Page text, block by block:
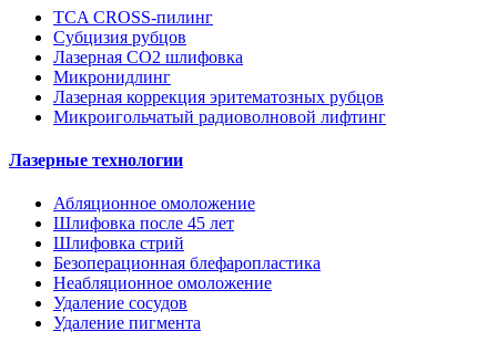
TCA CROSS-пилинг
Субцизия рубцов
Лазерная СО2 шлифовка
Микронидлинг
Лазерная коррекция эритематозных рубцов
Микроигольчатый радиоволновой лифтинг
Лазерные технологии
Абляционное омоложение
Шлифовка после 45 лет
Шлифовка стрий
Безоперационная блефаропластика
Неабляционное омоложение
Удаление сосудов
Удаление пигмента